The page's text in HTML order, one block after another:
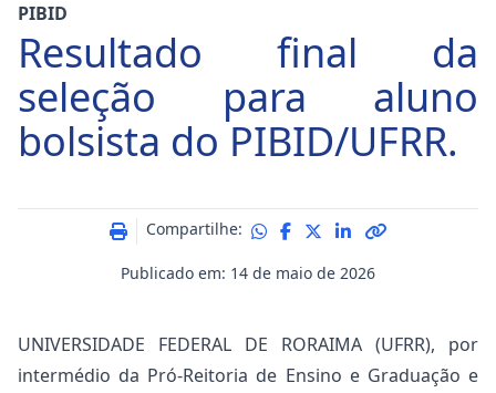
PIBID
Resultado final da
seleção para aluno
bolsista do PIBID/UFRR.
Publicado em: 14 de maio de 2026
Compartilhe:
UNIVERSIDADE FEDERAL DE RORAIMA (UFRR), por
intermédio da Pró-Reitoria de Ensino e Graduação e